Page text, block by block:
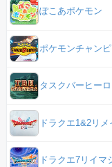
ぽこあポケモン
ポケモンチャン
タスクバーヒー
ドラクエ1&2リメ
ドラクエ7リイマ